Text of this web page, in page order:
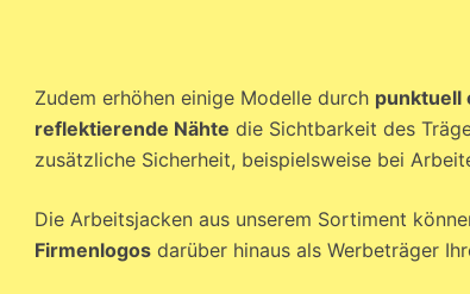
Zudem erhöhen einige Modelle durch punktuell
reflektierende Nähte die Sichtbarkeit des
zusätzliche Sicherheit, beispielsweise bei
Die Arbeitsjacken aus unserem Sortiment
Firmenlogos darüber hinaus als Werbeträger